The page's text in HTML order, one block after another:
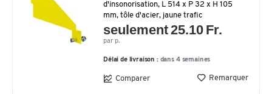
d'insonorisation, L 514 x P 32 x H 105
mm, tôle d'acier, jaune trafic
seulement 25.10 Fr.
par p.
Délai de livraison : dans 4 semaines
Comparer Remarquer